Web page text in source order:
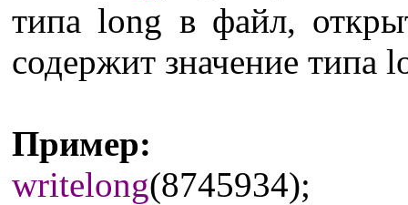
типа long в файл,
содержит значение типа
Пример:
writelong(8745934);